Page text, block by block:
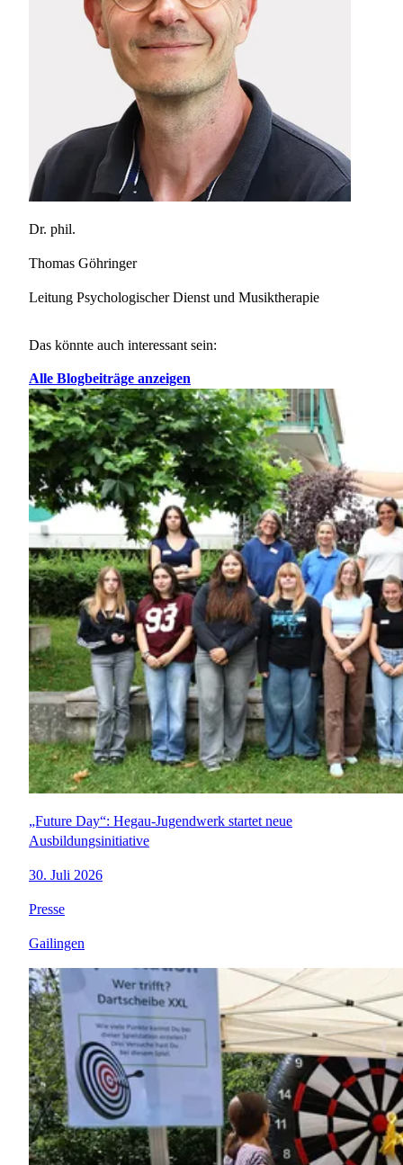
Dr. phil.
Thomas Göhringer
Leitung Psychologischer Dienst und Musiktherapie
Das könnte auch interessant sein:
Alle Blogbeiträge anzeigen
„Future Day“: Hegau-Jugendwerk startet neue
Ausbildungsinitiative
30. Juli 2026
Presse
Gailingen